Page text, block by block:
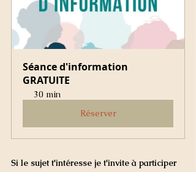
Séance d'information
GRATUITE
30 min
Réserver
Si le sujet t'intéresse je t'invite à participer